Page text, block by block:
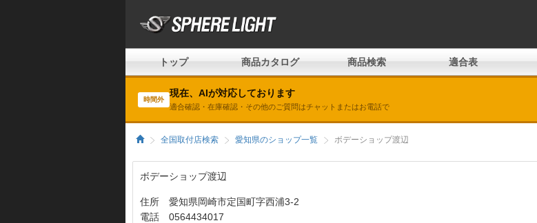
トップ 商品カタログ 商品検索 適合表
時間外
現在、AIが対応しております
適合確認・在庫確認・その他のご質問はチャットまたはお電話で
全国取付店検索 愛知県のショップ一覧 ボデーショップ渡辺
ボデーショップ渡辺
住所 愛知県岡崎市定国町字西浦3-2
電話 0564434017